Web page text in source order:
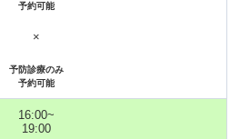
予約可能
×
予防診療のみ
予約可能
16:00~
19:00